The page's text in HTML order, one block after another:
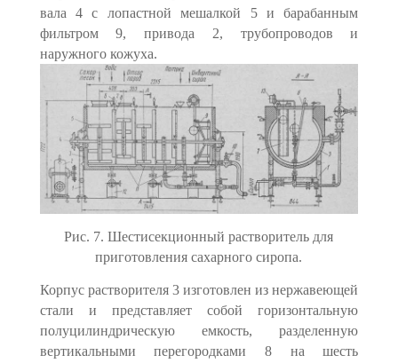
вала 4 с лопастной мешалкой 5 и барабанным
фильтром 9, привода 2, трубопроводов и
наружного кожуха.
Рис. 7. Шестисекционный растворитель для
приготовления сахарного сиропа.
Корпус растворителя 3 изготовлен из нержавеющей
стали и представ­ляет собой горизонтальную
полуцилиндрическую емкость, разделенную
вертикальными перегородками 8 на шесть